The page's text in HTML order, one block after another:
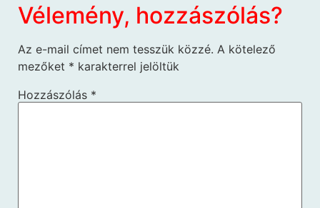
Vélemény, hozzászólás?
Az e-mail címet nem tesszük közzé. A kötelező
mezőket * karakterrel jelöltük
Hozzászólás *